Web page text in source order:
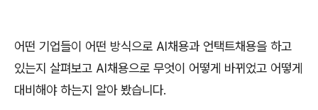
어떤 기업들이 어떤 방식으로 AI채용과 언택트채용을 하고
있는지 살펴보고 AI채용으로 무엇이 어떻게 바뀌었고 어떻게
대비해야 하는지 알아 봤습니다.